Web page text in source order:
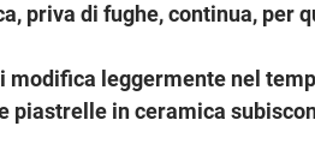
priva di fughe, continua, per
modifica leggermente nel
piastrelle in ceramica